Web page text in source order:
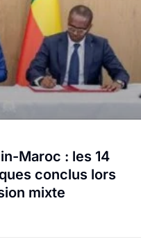
Maroc : les 14
conclus lors
mixte